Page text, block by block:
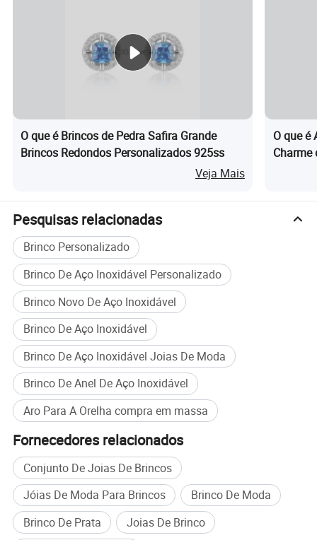
O que é Brincos de Pedra Safira Grande
Brincos Redondos Personalizados 925ss
Veja Mais
O que é
Charme
Pesquisas relacionadas
Brinco Personalizado
Brinco De Aço Inoxidável Personalizado
Brinco Novo De Aço Inoxidável
Brinco De Aço Inoxidável
Brinco De Aço Inoxidável Joias De Moda
Brinco De Anel De Aço Inoxidável
Aro Para A Orelha compra em massa
Fornecedores relacionados
Conjunto De Joias De Brincos
Jóias De Moda Para Brincos
Brinco De Moda
Brinco De Prata
Joias De Brinco